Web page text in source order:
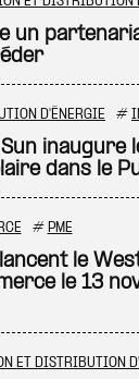
un
D'ÉNERGIE #
inaugure
dans le
# PME
le
le 13
ET DISTRIBUTION